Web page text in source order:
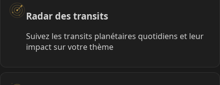
Radar des transits
Suivez les transits planétaires quotidiens et leur
impact sur votre thème